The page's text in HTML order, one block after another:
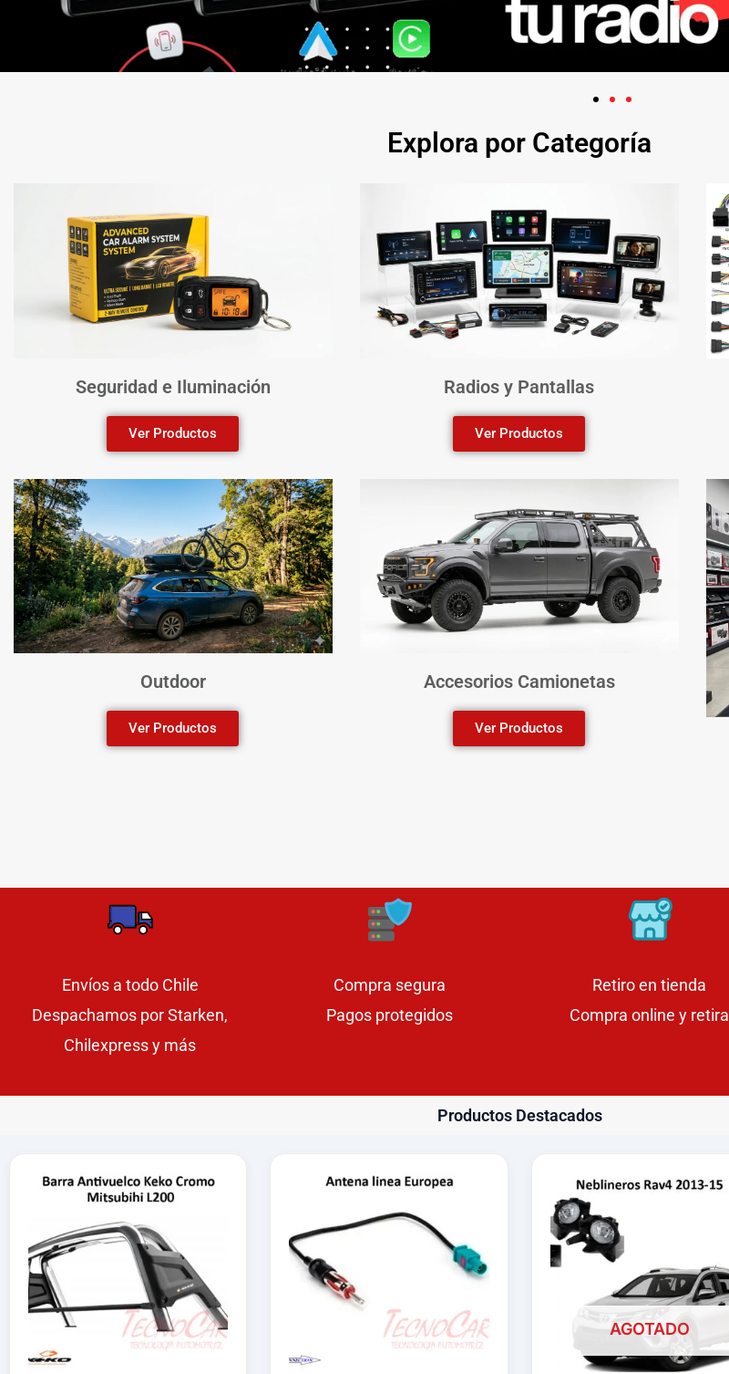
Explora por Categoría
Seguridad e Iluminación
Ver Productos
Radios y Pantallas
Ver Productos
Outdoor
Ver Productos
Accesorios Camionetas
Ver Productos
Envíos a todo Chile
Despachamos por Starken,
Chilexpress y más
Compra segura
Pagos protegidos
Retiro en tienda
Compra online y retira
Productos Destacados
AGOTADO